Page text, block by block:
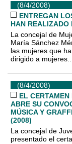
(8/4/2008)
ENTREGAN
HAN REALIZADO
La concejal de
María Sánchez
las mujeres que
dirigido a mujeres...
(8/4/2008)
EL
ABRE SU
MÚSICA Y
(2008)
La concejal de
presentado el